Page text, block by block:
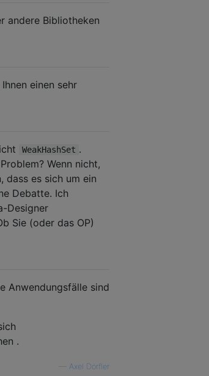
andere Bibliotheken
einen sehr
WeakHashSet .
Wenn nicht,
dass es sich um ein
Debatte. Ich
Designer
Sie (oder das OP)
Anwendungsfälle sind
.
Axel Dörfler